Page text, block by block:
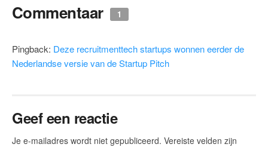
Commentaar 1
Pingback: Deze recruitmenttech startups wonnen eerder de
Nederlandse versie van de Startup Pitch
Geef een reactie
Je e-mailadres wordt niet gepubliceerd. Vereiste velden zijn